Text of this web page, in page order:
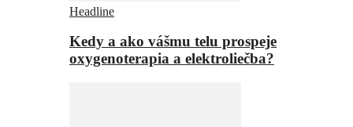
Headline
Kedy a ako vášmu telu prospeje
oxygenoterapia a elektroliečba?